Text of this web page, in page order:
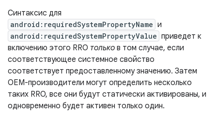
Синтаксис для
android:requiredSystemPropertyName и
android:requiredSystemPropertyValue приведет к
включению этого RRO только в том случае, если
соответствующее системное свойство
соответствует предоставленному значению. Затем
OEM-производители могут определить несколько
таких RRO, все они будут статически активированы, и
одновременно будет активен только один.